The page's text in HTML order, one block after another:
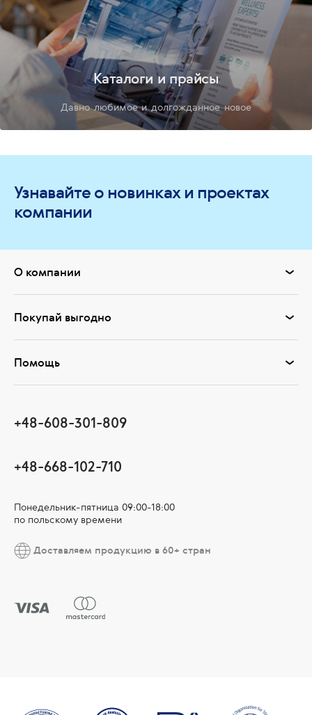
Каталоги и прайсы
Давно любимое и долгожданное новое
Узнавайте о новинках и проектах
компании
О компании
Покупай выгодно
Помощь
+48-608-301-809
+48-668-102-710
Понедельник-пятница 09:00-18:00
по польскому времени
Доставляем продукцию в 60+ стран